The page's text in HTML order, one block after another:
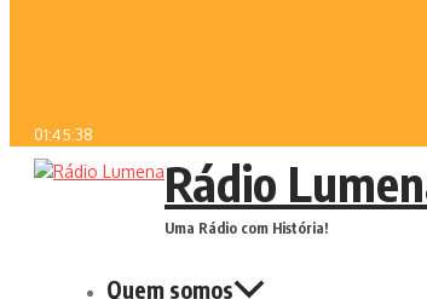
01:45:38
Rádio
Uma Rádio com História!
Quem somos